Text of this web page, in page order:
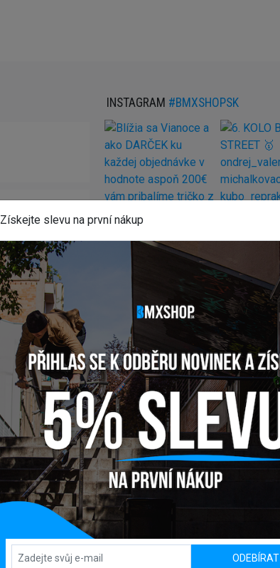
INSTAGRAM #BMXSHOPSK
Získejte slevu na první nákup
ODEBÍRAT